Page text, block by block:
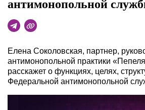
антимонопольной
Елена Соколовская, партнер,
антимонопольной практики
расскажет о функциях, целях,
Федеральной антимонопольной